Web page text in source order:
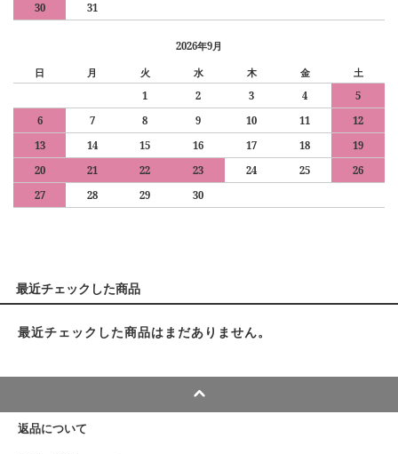
30
31
2026年9月
日
月 火 水 木 金
土
1
2 3 4
5
6
7 8 9 10 11
12
13
14 15 16 17 18
19
20
21 22 23 24 25
26
27
28 29 30
最近チェックした商品
最近チェックした商品はまだありません。
返品について